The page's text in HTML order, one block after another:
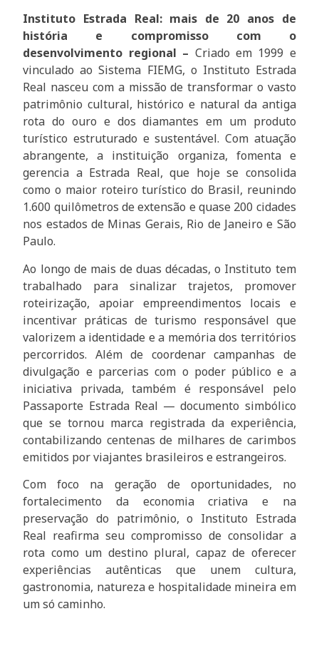
Instituto Estrada Real: mais de 20 anos de
história e compromisso com o
desenvolvimento regional – Criado em 1999 e
vinculado ao Sistema FIEMG, o Instituto Estrada
Real nasceu com a missão de transformar o vasto
patrimônio cultural, histórico e natural da antiga
rota do ouro e dos diamantes em um produto
turístico estruturado e sustentável. Com atuação
abrangente, a instituição organiza, fomenta e
gerencia a Estrada Real, que hoje se consolida
como o maior roteiro turístico do Brasil, reunindo
1.600 quilômetros de extensão e quase 200 cidades
nos estados de Minas Gerais, Rio de Janeiro e São
Paulo.
Ao longo de mais de duas décadas, o Instituto tem
trabalhado para sinalizar trajetos, promover
roteirização, apoiar empreendimentos locais e
incentivar práticas de turismo responsável que
valorizem a identidade e a memória dos territórios
percorridos. Além de coordenar campanhas de
divulgação e parcerias com o poder público e a
iniciativa privada, também é responsável pelo
Passaporte Estrada Real — documento simbólico
que se tornou marca registrada da experiência,
contabilizando centenas de milhares de carimbos
emitidos por viajantes brasileiros e estrangeiros.
Com foco na geração de oportunidades, no
fortalecimento da economia criativa e na
preservação do patrimônio, o Instituto Estrada
Real reafirma seu compromisso de consolidar a
rota como um destino plural, capaz de oferecer
experiências autênticas que unem cultura,
gastronomia, natureza e hospitalidade mineira em
um só caminho.